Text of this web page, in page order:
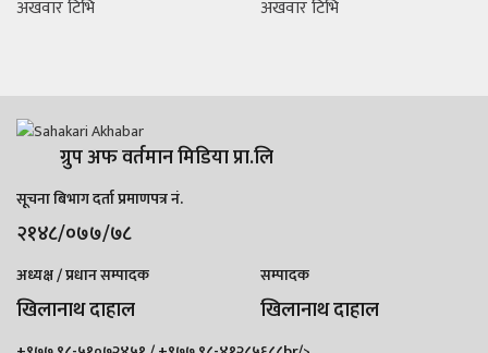
अखवार टिभि
अखवार टिभि
ग्रुप अफ वर्तमान मिडिया प्रा.लि
सूचना बिभाग दर्ता प्रमाणपत्र नं.
२१४८/०७७/७८
अध्यक्ष / प्रधान सम्पादक
खिलानाथ दाहाल
सम्पादक
खिलानाथ दाहाल